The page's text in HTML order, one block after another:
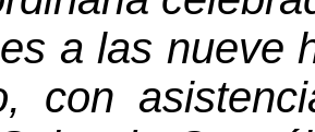
a las nueve
con